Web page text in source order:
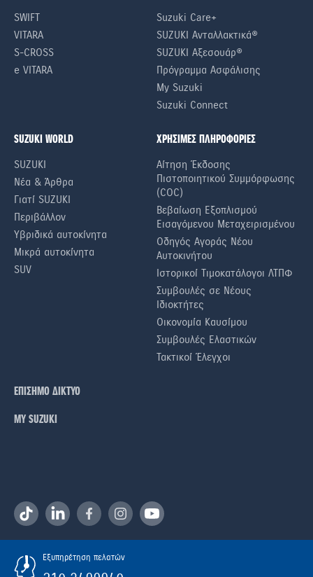
SWIFT
VITARA
S-CROSS
e VITARA
Suzuki Care+
SUZUKI Ανταλλακτικά®
SUZUKI Αξεσουάρ®
Πρόγραμμα Ασφάλισης
My Suzuki
Suzuki Connect
SUZUKI WORLD
SUZUKI
Νέα & Άρθρα
Γιατί SUZUKI
Περιβάλλον
Υβριδικά αυτοκίνητα
Μικρά αυτοκίνητα
SUV
ΧΡΗΣΙΜΕΣ ΠΛΗΡΟΦΟΡΙΕΣ
Αίτηση Έκδοσης
Πιστοποιητικού Συμμόρφωσης
(COC)
Βεβαίωση Εξοπλισμού
Εισαγόμενου Μεταχειρισμένου
Οδηγός Αγοράς Νέου
Αυτοκινήτου
Ιστορικοί Τιμοκατάλογοι ΛΤΠΦ
Συμβουλές σε Nέους
Iδιοκτήτες
Οικονομία Καυσίμου
Συμβουλές Ελαστικών
Τακτικοί Έλεγχοι
ΕΠΙΣΗΜΟ ΔΙΚΤΥΟ
ΜΥ SUZUKI
Εξυπηρέτηση πελατών